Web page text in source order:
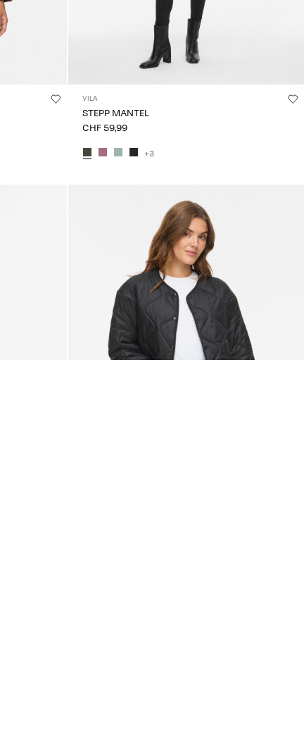
VILA
STEPP MANTEL
CHF 59,99
+3